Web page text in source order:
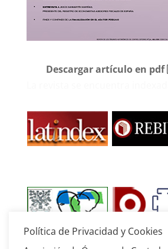
Descargar artículo en pdf
Política de Privacidad y Cookies